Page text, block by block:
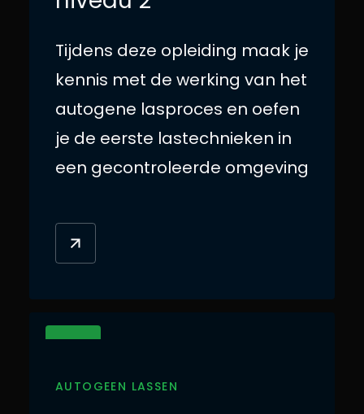
Tijdens deze opleiding maak je
kennis met de werking van het
autogene lasproces en oefen
je de eerste lastechnieken in
een gecontroleerde omgeving
AUTOGEEN LASSEN